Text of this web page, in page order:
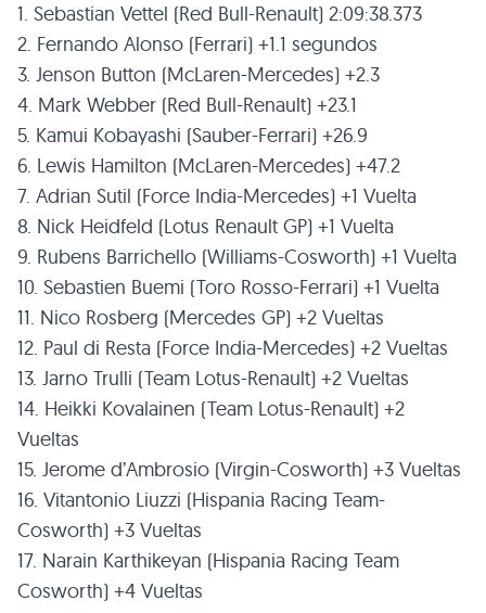
1. Sebastian Vettel (Red Bull-Renault) 2:09:38.373
2. Fernando Alonso (Ferrari) +1.1 segundos
3. Jenson Button (McLaren-Mercedes) +2.3
4. Mark Webber (Red Bull-Renault) +23.1
5. Kamui Kobayashi (Sauber-Ferrari) +26.9
6. Lewis Hamilton (McLaren-Mercedes) +47.2
7. Adrian Sutil (Force India-Mercedes) +1 Vuelta
8. Nick Heidfeld (Lotus Renault GP) +1 Vuelta
9. Rubens Barrichello (Williams-Cosworth) +1 Vuelta
10. Sebastien Buemi (Toro Rosso-Ferrari) +1 Vuelta
11. Nico Rosberg (Mercedes GP) +2 Vueltas
12. Paul di Resta (Force India-Mercedes) +2 Vueltas
13. Jarno Trulli (Team Lotus-Renault) +2 Vueltas
14. Heikki Kovalainen (Team Lotus-Renault) +2
Vueltas
15. Jerome d’Ambrosio (Virgin-Cosworth) +3 Vueltas
16. Vitantonio Liuzzi (Hispania Racing Team-
Cosworth) +3 Vueltas
17. Narain Karthikeyan (Hispania Racing Team
Cosworth) +4 Vueltas